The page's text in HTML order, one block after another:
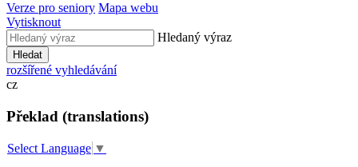
Verze pro seniory Mapa webu
Vytisknout
Hledaný výraz
Hledat
rozšířené vyhledávání
cz
Překlad (translations)
Select Language ▼